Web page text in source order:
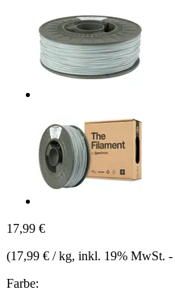
17,99 €
(17,99 € / kg, inkl. 19% MwSt. -
Farbe: